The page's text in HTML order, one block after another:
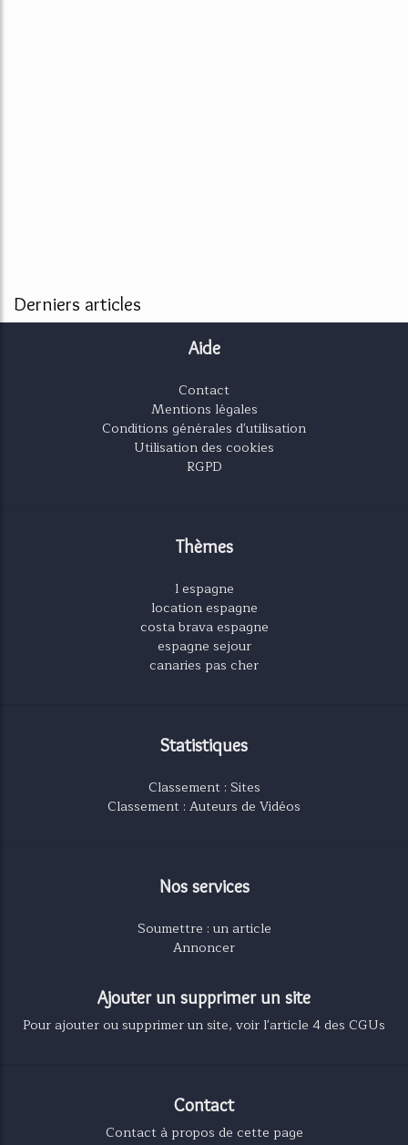
Derniers articles
Aide
Contact
Mentions légales
Conditions générales d'utilisation
Utilisation des cookies
RGPD
Thèmes
l espagne
location espagne
costa brava espagne
espagne sejour
canaries pas cher
Statistiques
Classement : Sites
Classement : Auteurs de Vidéos
Nos services
Soumettre : un article
Annoncer
Ajouter un supprimer un site
Pour ajouter ou supprimer un site, voir l'article 4 des CGUs
Contact
Contact à propos de cette page